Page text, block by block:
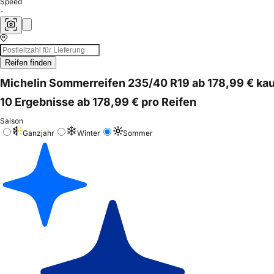
-
Reifen finden
Michelin Sommerreifen 235/40 R19 ab 178,99 €
10 Ergebnisse ab 178,99 € pro Reifen
Saison
Ganzjahr
Winter Sommer